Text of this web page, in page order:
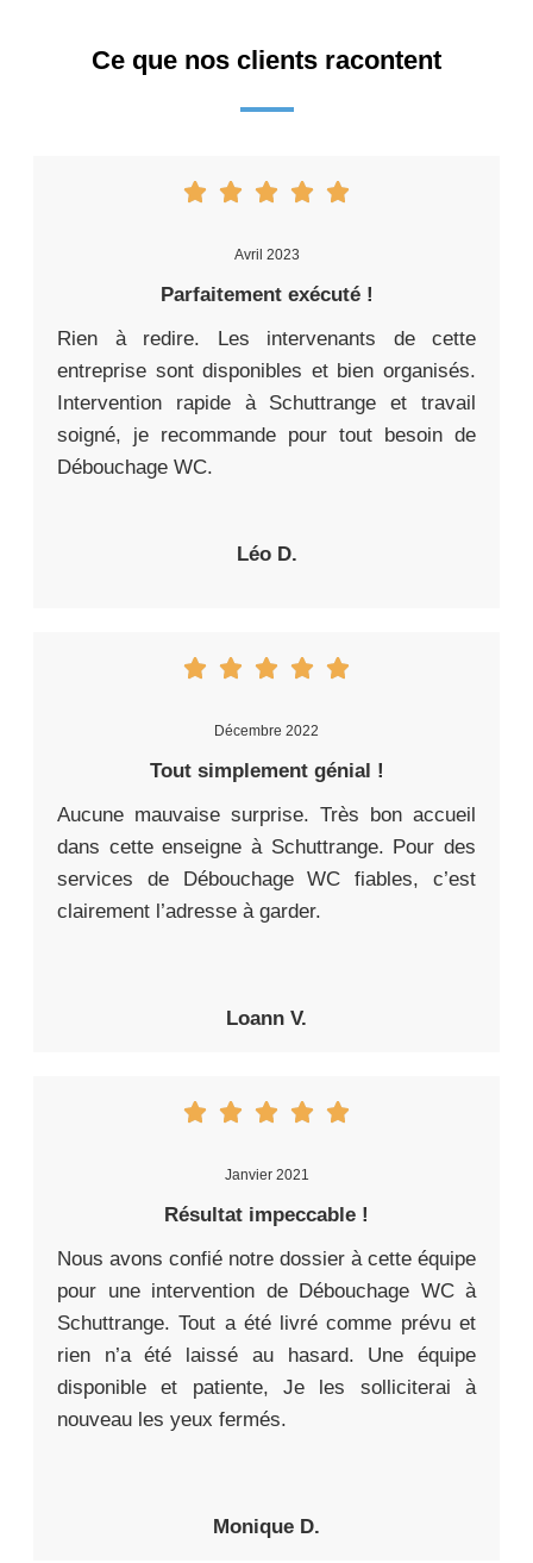
Ce que nos clients racontent
Avril 2023
Parfaitement exécuté !
Rien à redire. Les intervenants de cette
entreprise sont disponibles et bien organisés.
Intervention rapide à Schuttrange et travail
soigné, je recommande pour tout besoin de
Débouchage WC.
Léo D.
Décembre 2022
Tout simplement génial !
Aucune mauvaise surprise. Très bon accueil
dans cette enseigne à Schuttrange. Pour des
services de Débouchage WC fiables, c’est
clairement l’adresse à garder.
Loann V.
Janvier 2021
Résultat impeccable !
Nous avons confié notre dossier à cette équipe
pour une intervention de Débouchage WC à
Schuttrange. Tout a été livré comme prévu et
rien n’a été laissé au hasard. Une équipe
disponible et patiente, Je les solliciterai à
nouveau les yeux fermés.
Monique D.